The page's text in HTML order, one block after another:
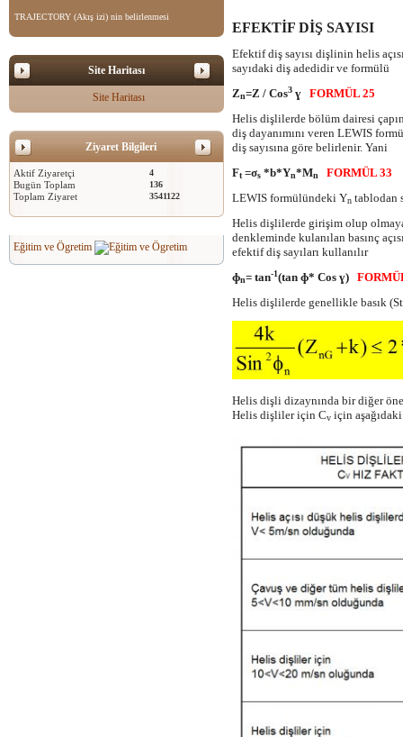
TRAJECTORY (Akış izi) nin belirlenmesi
Site Haritası
Site Haritası
Ziyaret Bilgileri
Aktif Ziyaretçi 4
Bugün Toplam 136
Toplam Ziyaret 3541122
Eğitim ve Ögretim
EFEKTİF DİŞ SAYISI
Efektif diş sayısı dişlinin helis
sayıdaki diş adedidir ve formülü
Zn=Z / Cos3 ɣ FORMÜL 25
Helis dişlilerde bölüm dairesi
diş dayanımını veren LEWIS
diş sayısına göre belirlenir. Yani
Ft =σs *b*Yn*Mn
FORMÜL 33
LEWIS formülündeki Yn tablodan
Helis dişlilerde girişim olup
denkleminde kulanılan basınç
efektif diş sayıları kullanılır
ɸn= tan-1(tan ɸ* Cos ɣ)
Helis dişlilerde genellikle basık
Helis dişli dizaynında bir diğer
Helis dişliler için Cv için